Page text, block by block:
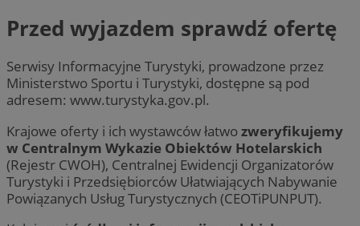
Przed wyjazdem sprawdź ofertę
Serwisy Informacyjne Turystyki, prowadzone przez
Ministerstwo Sportu i Turystyki, dostępne są pod
adresem: www.turystyka.gov.pl.
Krajowe oferty i ich wystawców łatwozweryfikujemy
w Centralnym Wykazie Obiektów Hotelarskich
(Rejestr CWOH), Centralnej Ewidencji Organizatorów
Turystyki i Przedsiębiorców Ułatwiających Nabywanie
Powiązanych Usług Turystycznych (CEOTiPUNPUT).